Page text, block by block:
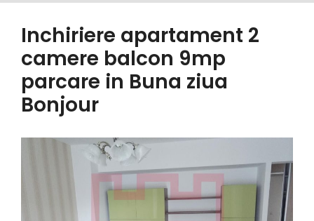
Inchiriere apartament 2
camere balcon 9mp
parcare in Buna ziua
Bonjour